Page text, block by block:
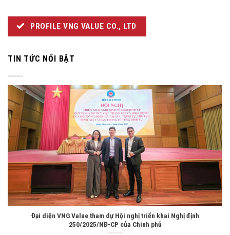
PROFILE VNG VALUE CO., LTD
TIN TỨC NỔI BẬT
Đại diện VNG Value tham dự Hội nghị triển khai Nghị định
250/2025/NĐ-CP của Chính phủ